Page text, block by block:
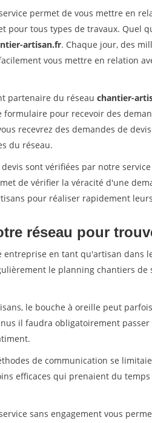
permet de vous mettre en
pour tous types de travaux. Quel
artisan.fr. Chaque jour, des
vous mettre en relation
partenaire du réseau chantier-
formulaire pour recevoir des
recevrez des demandes de
du réseau.
sont vérifiées par notre
de vérifier la véracité d'une
pour réaliser rapidement
réseau pour
entreprise en tant qu'artisan dans
le planning chantiers
le bouche à oreille peut
il faudra obligatoirement
de communication se
efficaces qui prenaient du
sans engagement vous